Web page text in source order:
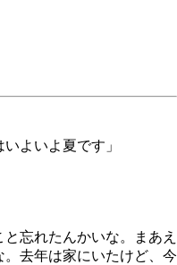
よいよ夏です」
忘れたんかいな。まあえ
去年は家にいたけど、今